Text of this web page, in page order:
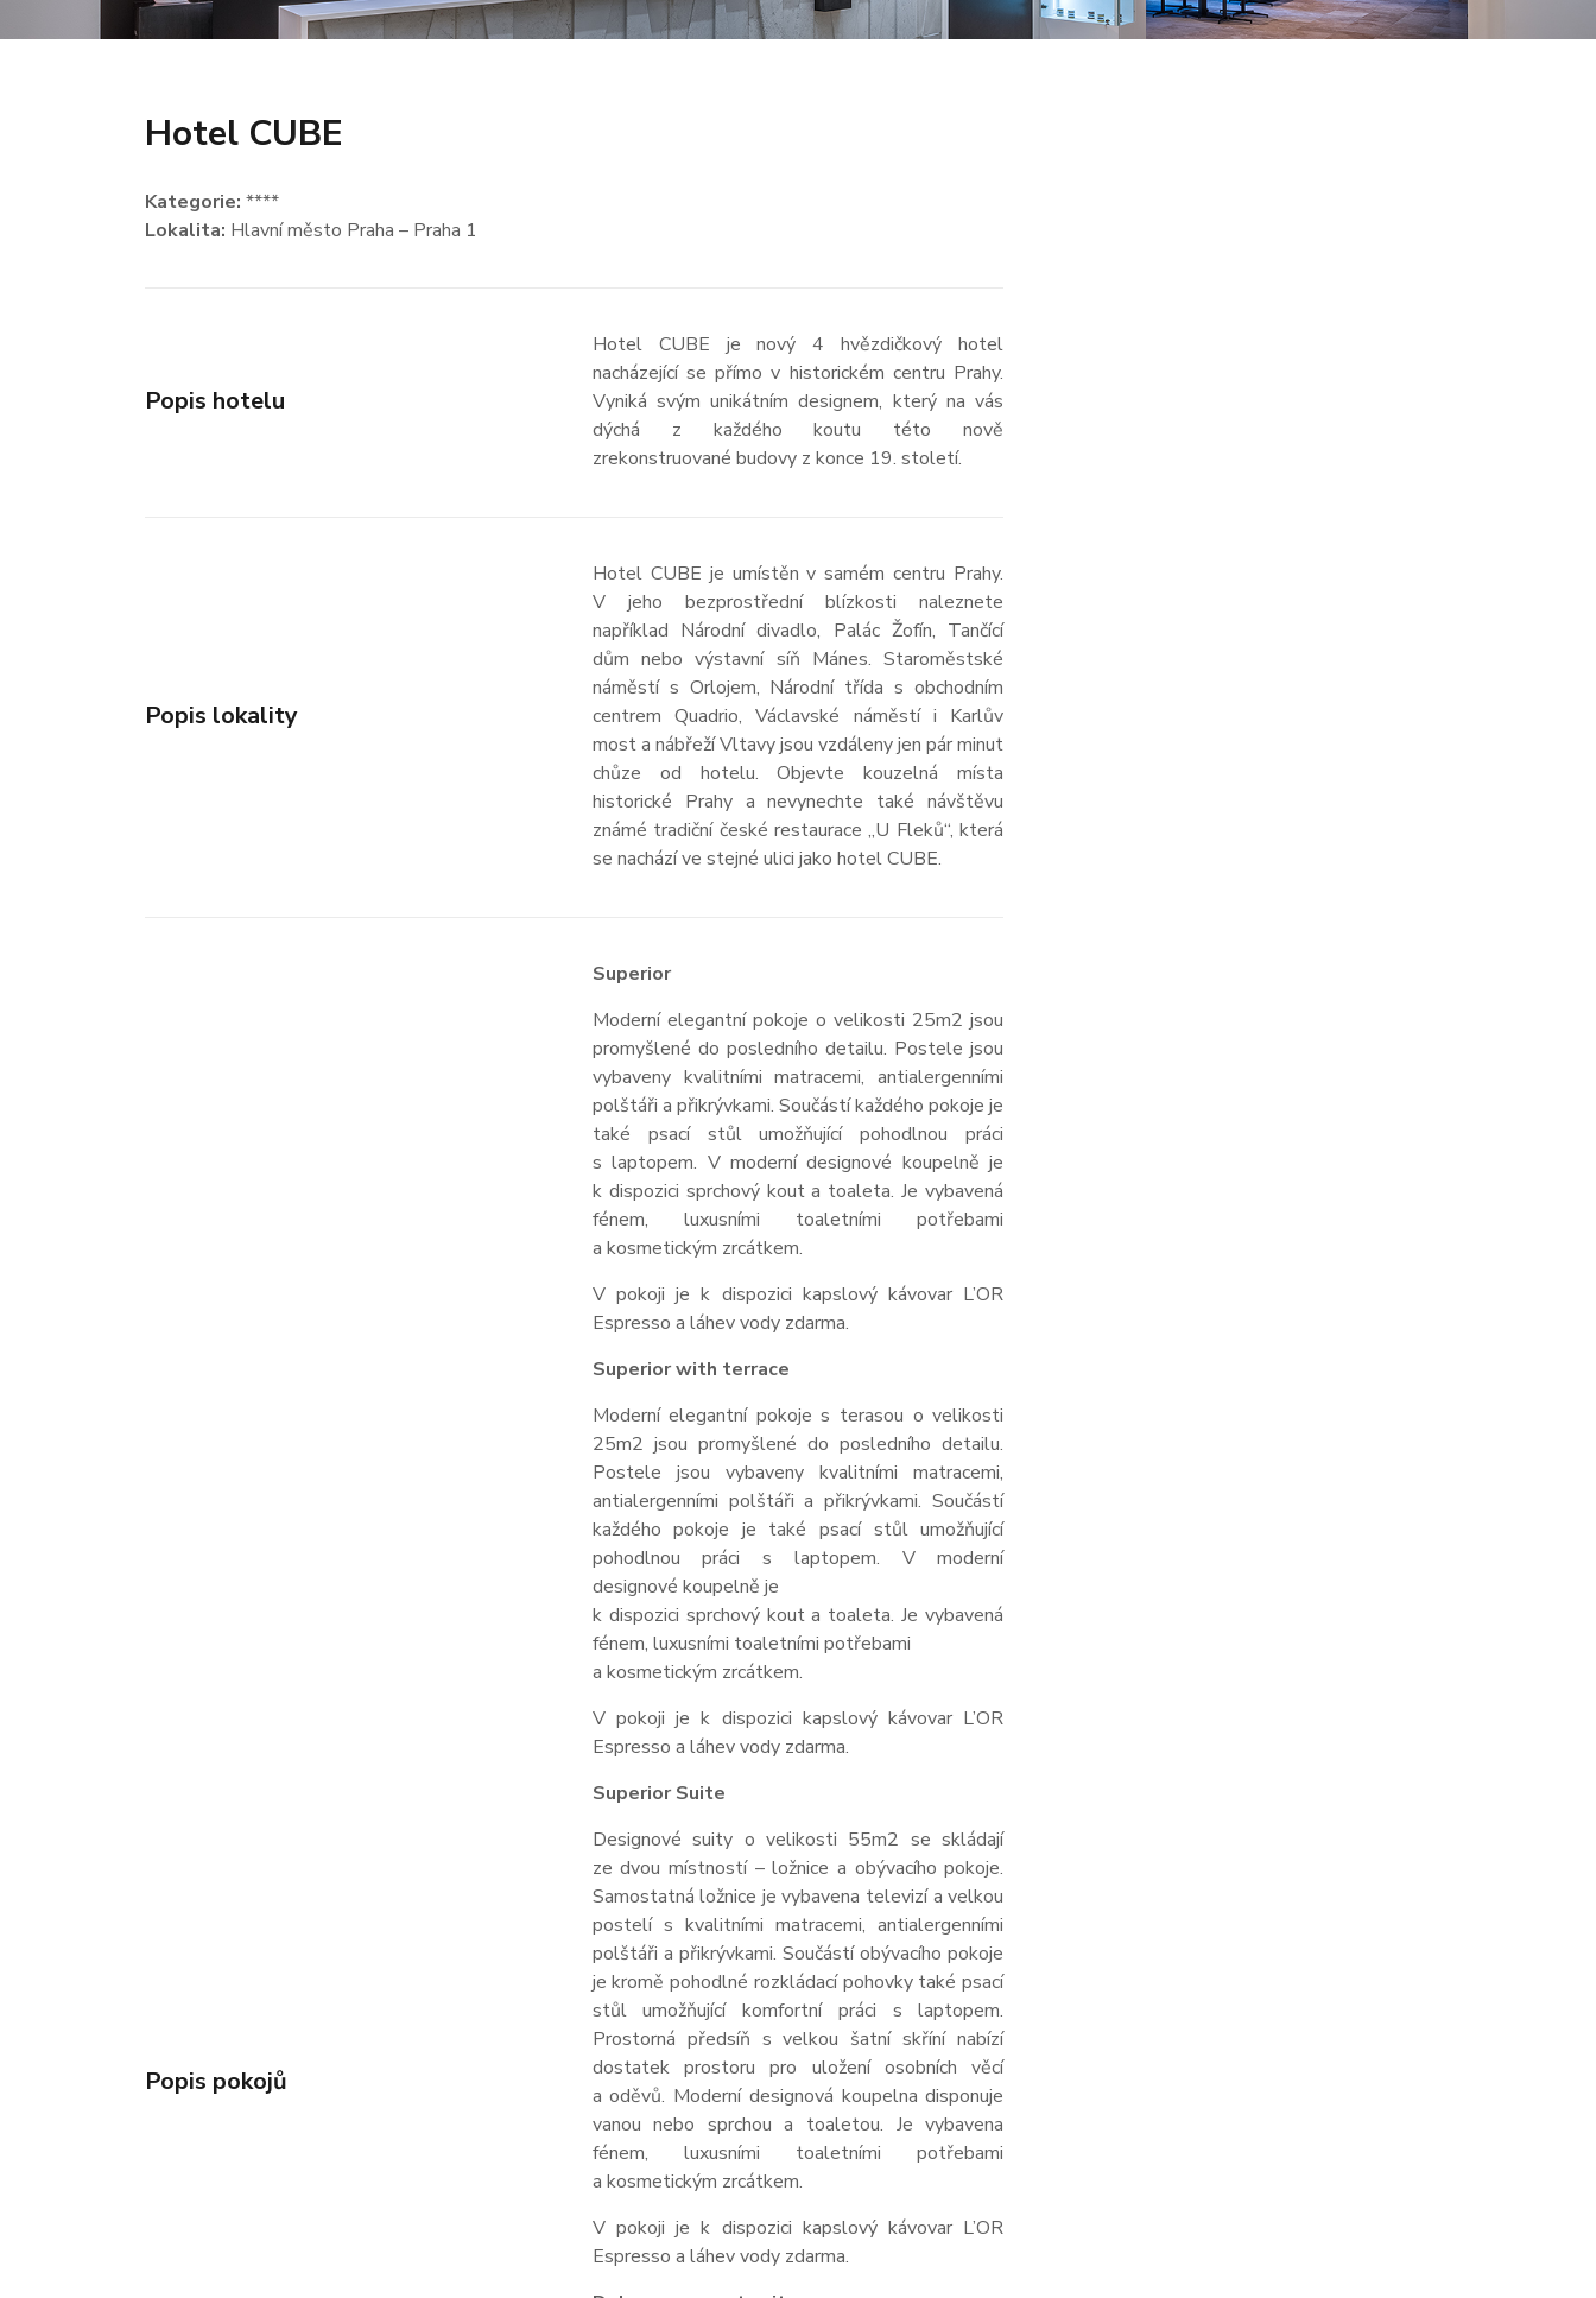
Hotel CUBE
Kategorie: ****
Lokalita: Hlavní město Praha – Praha 1
Popis hotelu
Hotel CUBE je nový 4 hvězdičkový hotel
nacházející se přímo v historickém centru Prahy.
Vyniká svým unikátním designem, který na vás
dýchá z každého koutu této nově
zrekonstruované budovy z konce 19. století.
Popis lokality
Hotel CUBE je umístěn v samém centru Prahy.
V jeho bezprostřední blízkosti naleznete
například Národní divadlo, Palác Žofín, Tančící
dům nebo výstavní síň Mánes. Staroměstské
náměstí s Orlojem, Národní třída s obchodním
centrem Quadrio, Václavské náměstí i Karlův
most a nábřeží Vltavy jsou vzdáleny jen pár minut
chůze od hotelu. Objevte kouzelná místa
historické Prahy a nevynechte také návštěvu
známé tradiční české restaurace „U Fleků“, která
se nachází ve stejné ulici jako hotel CUBE.
Popis pokojů
Superior
Moderní elegantní pokoje o velikosti 25m2 jsou
promyšlené do posledního detailu. Postele jsou
vybaveny kvalitními matracemi, antialergenními
polštáři a přikrývkami. Součástí každého pokoje je
také psací stůl umožňující pohodlnou práci
s laptopem. V moderní designové koupelně je
k dispozici sprchový kout a toaleta. Je vybavená
fénem, luxusními toaletními potřebami
a kosmetickým zrcátkem.
V pokoji je k dispozici kapslový kávovar L’OR
Espresso a láhev vody zdarma.
Superior with terrace
Moderní elegantní pokoje s terasou o velikosti
25m2 jsou promyšlené do posledního detailu.
Postele jsou vybaveny kvalitními matracemi,
antialergenními polštáři a přikrývkami. Součástí
každého pokoje je také psací stůl umožňující
pohodlnou práci s laptopem. V moderní
designové koupelně je
k dispozici sprchový kout a toaleta. Je vybavená
fénem, luxusními toaletními potřebami
a kosmetickým zrcátkem.
V pokoji je k dispozici kapslový kávovar L’OR
Espresso a láhev vody zdarma.
Superior Suite
Designové suity o velikosti 55m2 se skládají
ze dvou místností – ložnice a obývacího pokoje.
Samostatná ložnice je vybavena televizí a velkou
postelí s kvalitními matracemi, antialergenními
polštáři a přikrývkami. Součástí obývacího pokoje
je kromě pohodlné rozkládací pohovky také psací
stůl umožňující komfortní práci s laptopem.
Prostorná předsíň s velkou šatní skříní nabízí
dostatek prostoru pro uložení osobních věcí
a oděvů. Moderní designová koupelna disponuje
vanou nebo sprchou a toaletou. Je vybavena
fénem, luxusními toaletními potřebami
a kosmetickým zrcátkem.
V pokoji je k dispozici kapslový kávovar L’OR
Espresso a láhev vody zdarma.